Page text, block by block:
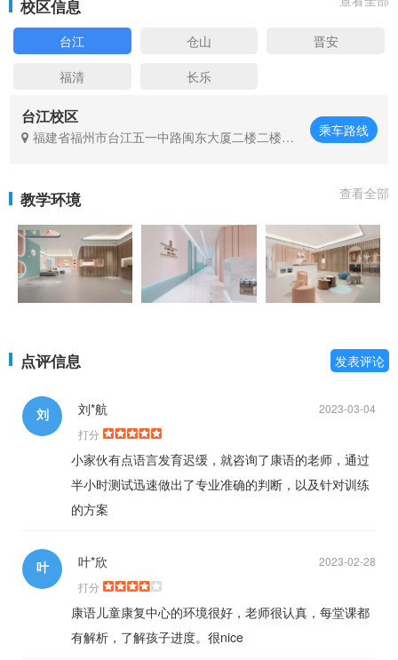
校区信息
台江 仓山
晋安
福清
长乐
台江校区
福建省福州市台江五一中路闽东大厦二楼二楼康
乘车路线
教学环境 查看全部
点评信息 发表评论
刘 2023-03-04
刘*航
打分
小家伙有点语言发育迟缓，就咨询了康语的老师，通过
半小时测试迅速做出了专业准确的判断，以及针对训练
的方案
叶 2023-02-28
叶*欣
打分
康语儿童康复中心的环境很好，老师很认真，每堂课都
有解析，了解孩子进度。很nice